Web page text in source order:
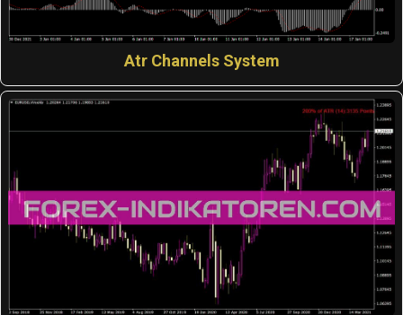
Atr Channels System